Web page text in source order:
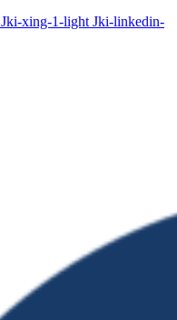
Jki-xing-1-light Jki-linkedin-